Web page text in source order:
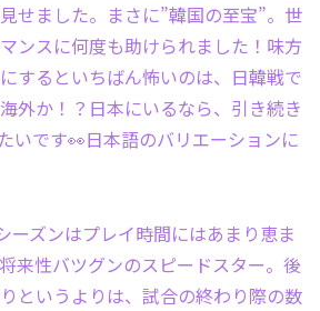
せました。まさに”韓国の至宝”。世
ンスに何度も助けられました！味方
するといちばん怖いのは、日韓戦で
外か！？日本にいるなら、引き続き
いです👀日本語のバリエーションに
ーズンはプレイ時間にはあまり恵ま
来性バツグンのスピードスター。後
というよりは、試合の終わり際の数